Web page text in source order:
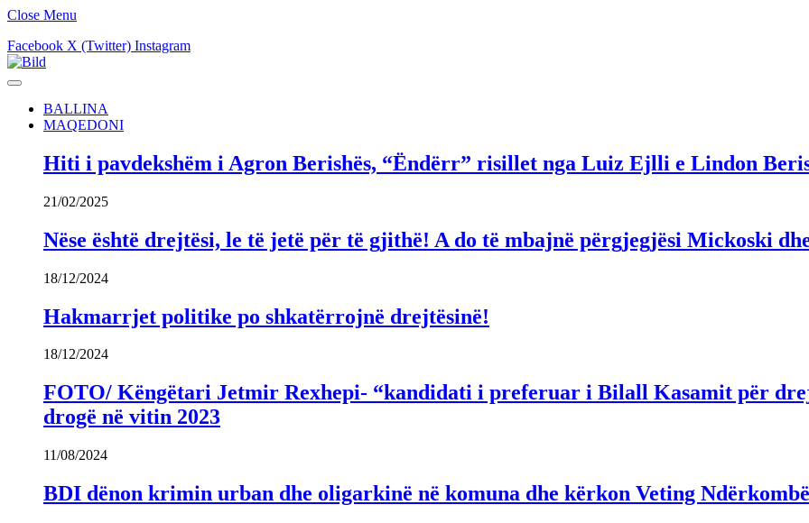
Close Menu
Facebook X (Twitter) Instagram
BALLINA
MAQEDONI
Hiti i pavdekshëm i Agron Berishës, “Ëndërr” risillet nga Luiz Ejlli e Lindon
21/02/2025
Nëse është drejtësi, le të jetë për të gjithë! A do të mbajnë përgjegjësi Mickoski
18/12/2024
Hakmarrjet politike po shkatërrojnë drejtësinë!
18/12/2024
FOTO/ Këngëtari Jetmir Rexhepi- “kandidati i preferuar i Bilall Kasamit për
drogë në vitin 2023
11/08/2024
BDI dënon krimin urban dhe oligarkinë në komuna dhe kërkon Veting